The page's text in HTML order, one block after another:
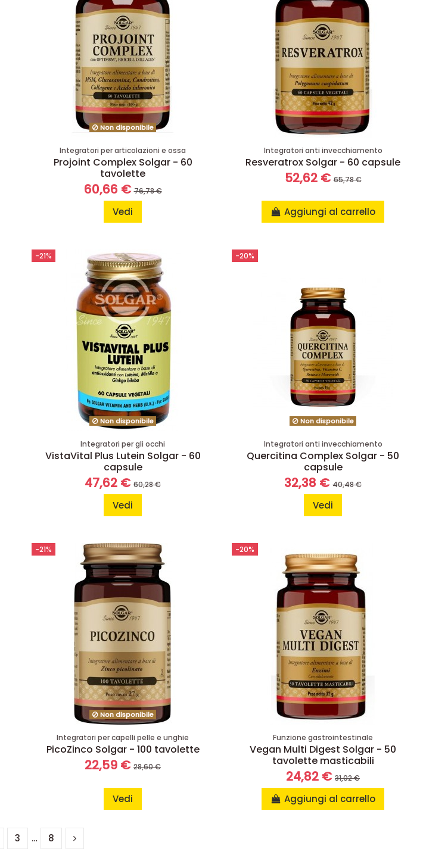
Non disponibile
Integratori per articolazioni e ossa
Projoint Complex Solgar - 60
tavolette
60,66 €76,78 €
Vedi
Integratori anti invecchiamento
Resveratrox Solgar - 60 capsule
52,62 €65,78 €
Aggiungi al carrello
-21%
Non disponibile
Integratori per gli occhi
VistaVital Plus Lutein Solgar - 60
capsule
47,62 € 60,28 €
Vedi
-20%
Non disponibile
Integratori anti invecchiamento
Quercitina Complex Solgar - 50
capsule
32,38 € 40,48 €
Vedi
-21%
Non disponibile
Integratori per capelli pelle e unghie
PicoZinco Solgar - 100 tavolette
22,59 € 28,60 €
Vedi
-20%
Funzione gastrointestinale
Vegan Multi Digest Solgar - 50
tavolette masticabili
24,82 € 31,02 €
Aggiungi al carrello
3 … 8